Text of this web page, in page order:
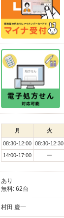
月 火
08:30-12:00 08:30-12:30
14:00-17:00
ー
あり
無料: 62台
村田 慶一